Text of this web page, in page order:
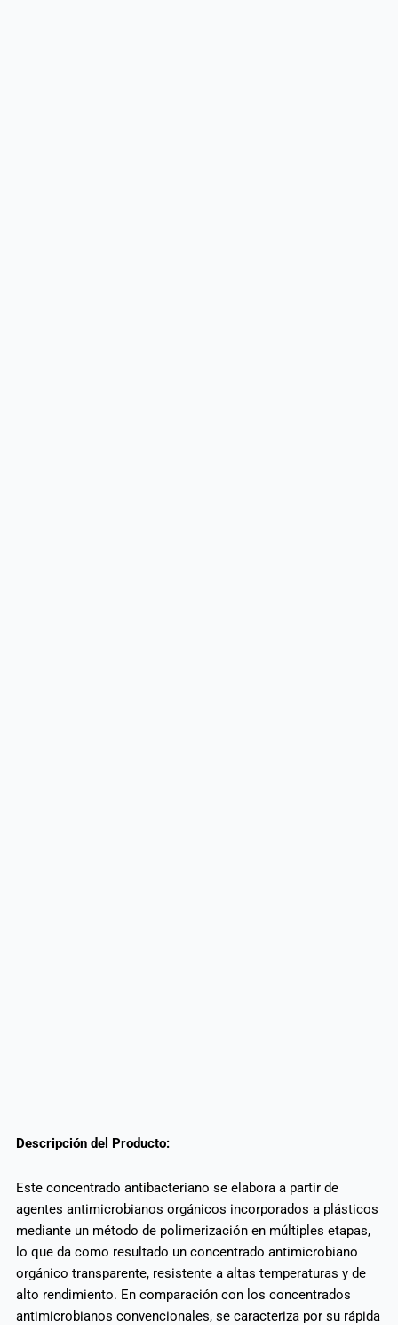
Descripción del Producto:
Este concentrado antibacteriano se elabora a partir de
agentes antimicrobianos orgánicos incorporados a plásticos
mediante un método de polimerización en múltiples etapas,
lo que da como resultado un concentrado antimicrobiano
orgánico transparente, resistente a altas temperaturas y de
alto rendimiento. En comparación con los concentrados
antimicrobianos convencionales, se caracteriza por su rápida